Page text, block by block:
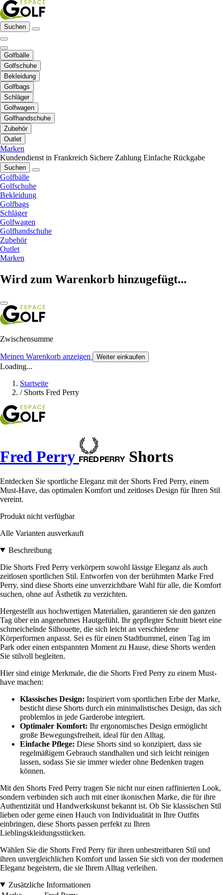
Suchen
Golfbälle
Golfschuhe
Bekleidung
Golfbags
Schläger
Golfwagen
Golfhandschuhe
Zubehör
Outlet
Marken
Kundendienst in Frankreich Sichere Zahlung Einfache Rückgabe
Suchen
Golfbälle
Golfschuhe
Bekleidung
Golfbags
Schläger
Golfwagen
Golfhandschuhe
Zubehör
Outlet
Marken
Wird zum Warenkorb hinzugefügt...
Zwischensumme
Meinen Warenkorb anzeigen Weiter einkaufen
Loading...
Startseite
/ Shorts Fred Perry
Fred Perry Shorts
Entdecken Sie sportliche Eleganz mit der Shorts Fred Perry, einem
Must-Have, das optimalen Komfort und zeitloses Design für Ihren Stil
vereint.
Produkt nicht verfügbar
Alle Varianten ausverkauft
Beschreibung
Die Shorts Fred Perry verkörpern sowohl lässige Eleganz als auch
zeitlosen sportlichen Stil. Entworfen von der berühmten Marke Fred
Perry, sind diese Shorts eine unverzichtbare Wahl für alle, die Komfort
suchen, ohne auf Ästhetik zu verzichten.
Hergestellt aus hochwertigen Materialien, garantieren sie den ganzen
Tag über ein angenehmes Hautgefühl. Ihr gepflegter Schnitt bietet eine
schmeichelnde Silhouette, die sich leicht an verschiedene
Körperformen anpasst. Sei es für einen Stadtbummel, einen Tag im
Park oder einen entspannten Moment zu Hause, diese Shorts werden
Sie stilvoll begleiten.
Hier sind einige Merkmale, die die Shorts Fred Perry zu einem Must-
have machen:
Klassisches Design: Inspiriert vom sportlichen Erbe der Marke,
besticht diese Shorts durch ein minimalistisches Design, das sich
problemlos in jede Garderobe integriert.
Optimaler Komfort: Ihr ergonomisches Design ermöglicht
große Bewegungsfreiheit, ideal für den Alltag.
Einfache Pflege: Diese Shorts sind so konzipiert, dass sie
regelmäßigem Gebrauch standhalten und sich leicht reinigen
lassen, sodass Sie sie immer wieder ohne Bedenken tragen
können.
Mit den Shorts Fred Perry tragen Sie nicht nur einen raffinierten Look,
sondern verbinden sich auch mit einer ikonischen Marke, die für ihre
Authentizität und Handwerkskunst bekannt ist. Ob Sie klassischen Stil
lieben oder gerne einen Hauch von Individualität in Ihre Outfits
einbringen, diese Shorts passen perfekt zu Ihren
Lieblingskleidungsstücken.
Wählen Sie die Shorts Fred Perry für ihren unbestreitbaren Stil und
ihren unvergleichlichen Komfort und lassen Sie sich von der modernen
Eleganz begeistern, die sie Ihrem Alltag verleihen.
Zusätzliche Informationen